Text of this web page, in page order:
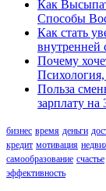
Как
Способы
Как стать
внутренней
Почему
Польза
зарплату на
бизнес время деньги
кредит мотивация
самообразование счастье
эффективность